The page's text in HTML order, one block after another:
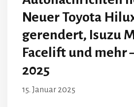
Neuer Toyota
gerendert, Isuzu
Facelift und mehr
2025
15. Januar 2025